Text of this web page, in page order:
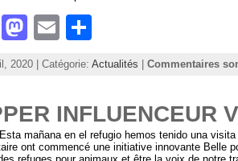
kF
a
c
M
a
st
o
d
E
m
ai
l
h
e
2020 | Catégorie: Actualités Commentaires
INFLUENCEUR
mañana en el refugio hemos tenido una
ont commencé une initiative innovante Belle